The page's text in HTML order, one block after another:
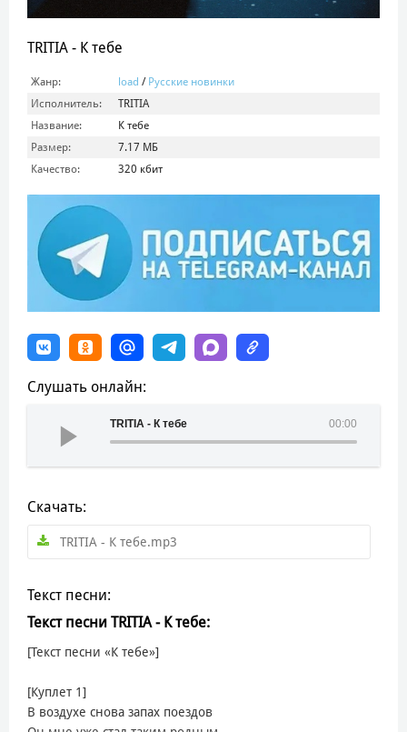
TRITIA - К тебе
Жанр: load / Русские новинки
Исполнитель:
TRITIA
Название:
К тебе
Размер:
7.17 МБ
Качество:
320 кбит
Слушать онлайн:
00:00
TRITIA - К тебе
Скачать:
TRITIA - К тебе.mp3
Текст песни:
Текст песни TRITIA - К тебе:
[Текст песни «К тебе»]
[Куплет 1]
В воздухе снова запах поездов